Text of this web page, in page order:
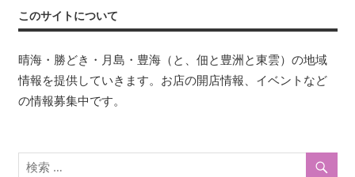
ゲ
ー
シ
ン
事:
このサイトについて
晴海・勝どき・月島・豊海（と、佃と豊洲と東雲）の地域
情報を提供していきます。お店の開店情報、イベントなど
の情報募集中です。